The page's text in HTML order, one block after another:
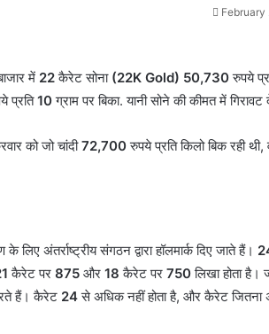
February
में 22कैरेट सोना(22K Gold) 50,730रुपये
प्रति10ग्राम पर बिका. यानी सोने की कीमत में
को जो चांदी72,700रुपये प्रति किलो बिक रही
अंतर्राष्ट्रीय संगठन द्वारा हॉलमार्क दिए जाते हैं।
कैरेट पर 875 और 18 कैरेट पर 750लिखा होता है।
हैं। कैरेट 24से अधिक नहीं होता है, और कैरेट जितना